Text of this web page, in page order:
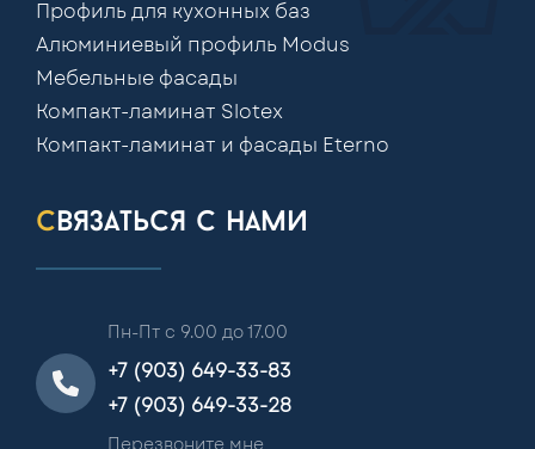
Профиль для кухонных баз
Алюминиевый профиль Modus
Мебельные фасады
Компакт-ламинат Slotex
Компакт-ламинат и фасады Eterno
связаться с нами
Пн-Пт с 9.00 до 17.00
+7 (903) 649-33-83
+7 (903) 649-33-28
Перезвоните мне